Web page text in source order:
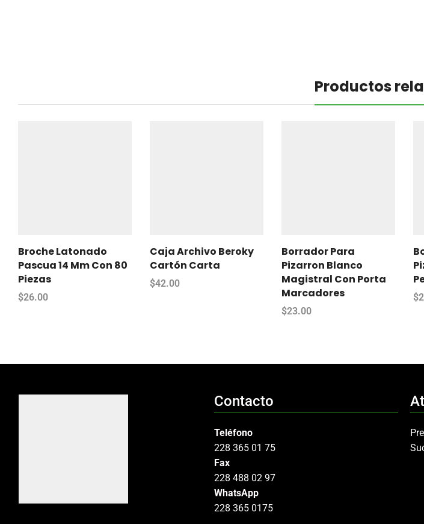
Productos
Broche Latonado
Pascua 14 Mm Con 80
Piezas
$26.00
Caja Archivo Beroky
Cartón Carta
$42.00
Borrador Para
Pizarron Blanco
Magistral Con Porta
Marcadores
$23.00
$
Contacto
Teléfono
228 365 01 75
Fax
228 488 02 97
WhatsApp
228 365 0175